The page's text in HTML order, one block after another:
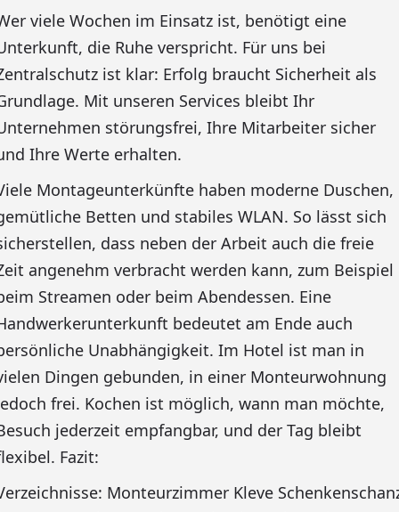
viele Wochen im Einsatz ist, benötigt eine
die Ruhe verspricht. Für uns bei
ist klar: Erfolg braucht Sicherheit als
Mit unseren Services bleibt Ihr
störungsfrei, Ihre Mitarbeiter sicher
Ihre Werte erhalten.
Montageunterkünfte haben moderne Duschen,
Betten und stabiles WLAN. So lässt sich
dass neben der Arbeit auch die freie
angenehm verbracht werden kann, zum Beispiel
Streamen oder beim Abendessen. Eine
bedeutet am Ende auch
Unabhängigkeit. Im Hotel ist man in
Dingen gebunden, in einer Monteurwohnung
frei. Kochen ist möglich, wann man möchte,
jederzeit empfangbar, und der Tag bleibt
Fazit:
Monteurzimmer Kleve